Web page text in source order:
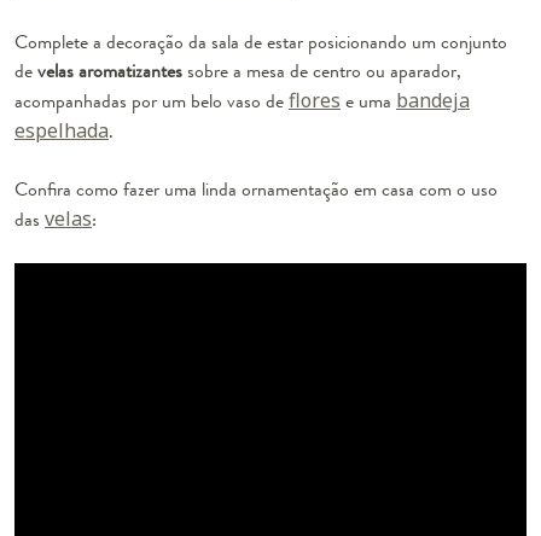
Complete a decoração da sala de estar posicionando um conjunto
develas aromatizantessobre a mesa de centro ou aparador,
acompanhadas por um belo vaso deflores e uma bandeja
espelhada.
Confira como fazer uma linda ornamentação em casa com o uso
das velas: